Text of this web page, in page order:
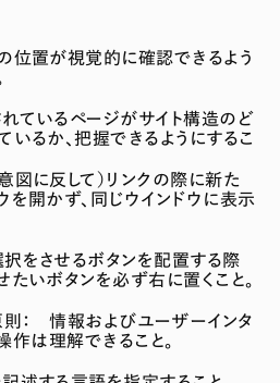
位置が視覚的に確認できるよう
ているページがサイト構造のど
いるか、把握できるようにするこ
図に反して）リンクの際に新た
を開かず、同じウインドウに表示
をさせるボタンを配置する際
たいボタンを必ず右に置くこと。
： 情報およびユーザーインタ
作は理解できること。